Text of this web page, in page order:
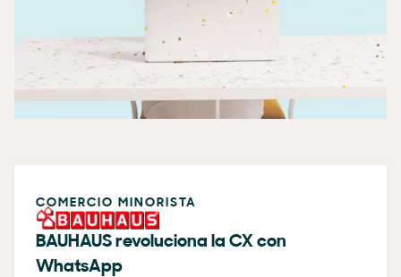
COMERCIO MINORISTA
BAUHAUS revoluciona la CX con
WhatsApp